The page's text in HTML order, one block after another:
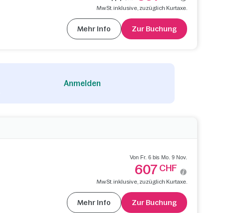
MwSt. inklusive, zuzüglich Kurtaxe.
Mehr Info Zur Buchung
Anmelden
Von Fr. 6 bis Mo. 9 Nov.
607 CHF
MwSt. inklusive, zuzüglich Kurtaxe.
Mehr Info Zur Buchung